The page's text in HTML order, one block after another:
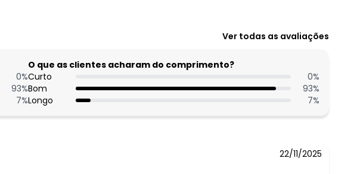
Ver todas as avaliações
0%
93%
7%
O que as clientes acharam do comprimento?
Curto
0%
Bom
93%
Longo
7%
22/11/2025